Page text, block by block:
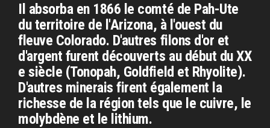
Il absorba en 1866 le comté de Pah-Ute
du territoire de l'Arizona, à l'ouest du
fleuve Colorado. D'autres filons d'or et
d'argent furent découverts au début du XX
e siècle (Tonopah, Goldfield et Rhyolite).
D'autres minerais firent également la
richesse de la région tels que le cuivre, le
molybdène et le lithium.